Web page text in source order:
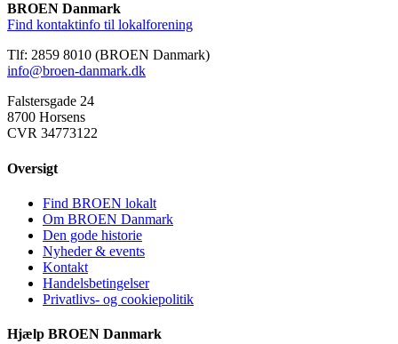
BROEN Danmark
Find kontaktinfo til lokalforening
Tlf: 2859 8010 (BROEN Danmark)
info@broen-danmark.dk
Falstersgade 24
8700 Horsens
CVR 34773122
Oversigt
Find BROEN lokalt
Om BROEN Danmark
Den gode historie
Nyheder & events
Kontakt
Handelsbetingelser
Privatlivs- og cookiepolitik
Hjælp BROEN Danmark